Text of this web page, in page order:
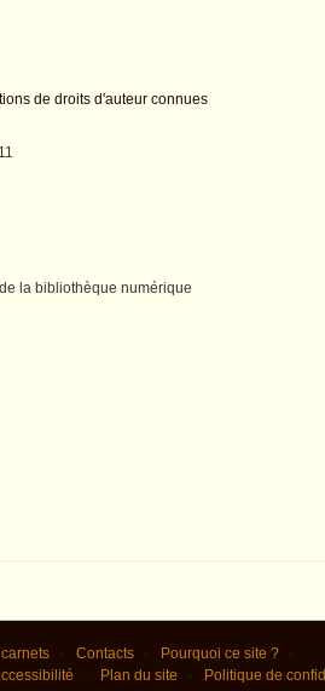
de droits d'auteur connues
la bibliothèque numérique
Contacts
Pourquoi ce site ?
Plan du site Politique de